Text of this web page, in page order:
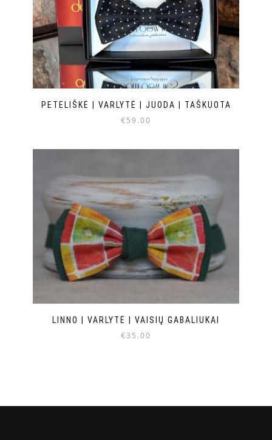
PETELIŠKĖ | VARLYTĖ | JUODA | TAŠKUOTA
€59.00
LINNO | VARLYTĖ | VAISIŲ GABALIUKAI
€35.00